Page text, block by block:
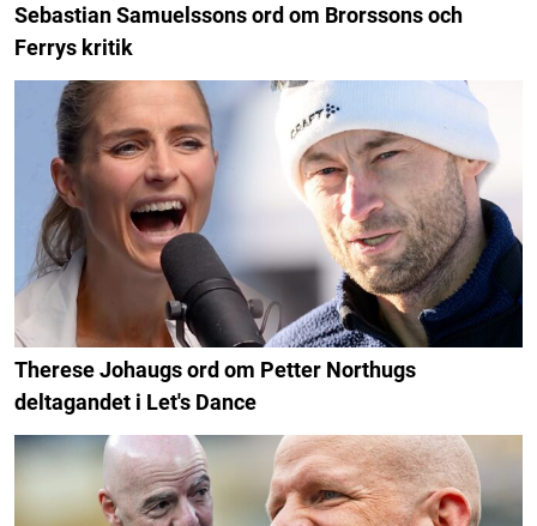
Sebastian Samuelssons ord om Brorssons och
Ferrys kritik
Therese Johaugs ord om Petter Northugs
deltagandet i Let's Dance